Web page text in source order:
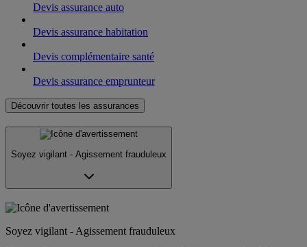
Devis assurance auto
Devis assurance habitation
Devis complémentaire santé
Devis assurance emprunteur
Découvrir toutes les assurances
Soyez vigilant - Agissement frauduleux
Soyez vigilant - Agissement frauduleux